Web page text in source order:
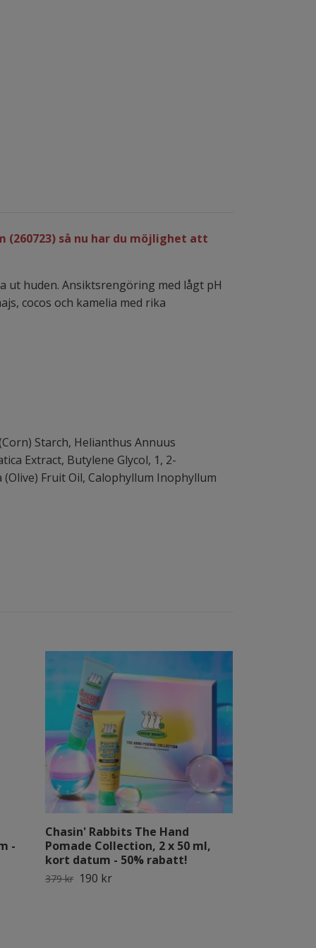
så nu har du möjlighet att
ut huden. Ansiktsrengöring med lågt pH
cocos och kamelia med rika
Starch, Helianthus Annuus
Extract, Butylene Glycol, 1, 2-
(Olive) Fruit Oil, Calophyllum Inophyllum
-
Chasin' Rabbits The Hand
Pomade Collection, 2 x 50 ml,
kort datum - 50% rabatt!
379 kr 190 kr